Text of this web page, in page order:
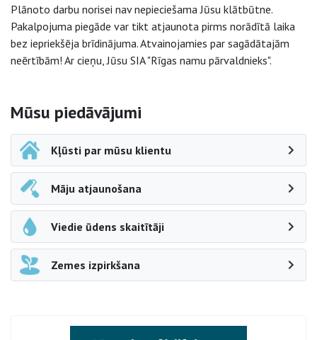
Plānoto darbu norisei nav nepieciešama Jūsu klātbūtne.
Pakalpojuma piegāde var tikt atjaunota pirms norādītā laika
bez iepriekšēja brīdinājuma. Atvainojamies par sagādātajām
neērtībām! Ar cieņu, Jūsu SIA "Rīgas namu pārvaldnieks".
Sāna navigācija
Mūsu piedāvājumi
Kļūsti par mūsu klientu
Māju atjaunošana
Viedie ūdens skaitītāji
Zemes izpirkšana